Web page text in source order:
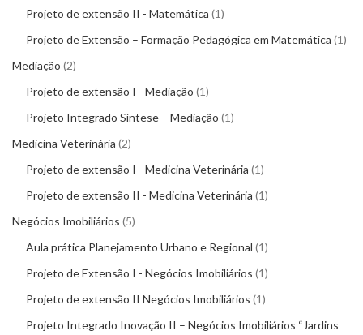
Projeto de extensão II - Matemática 1
Projeto de Extensão – Formação Pedagógica em Matemática 1
Mediação 2
Projeto de extensão I - Mediação 1
Projeto Integrado Síntese – Mediação 1
Medicina Veterinária 2
Projeto de extensão I - Medicina Veterinária 1
Projeto de extensão II - Medicina Veterinária 1
Negócios Imobiliários 5
Aula prática Planejamento Urbano e Regional 1
Projeto de Extensão I - Negócios Imobiliários 1
Projeto de extensão II Negócios Imobiliários 1
Projeto Integrado Inovação II – Negócios Imobiliários “Jardins